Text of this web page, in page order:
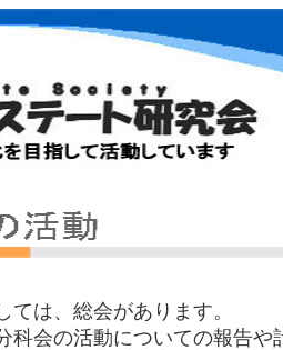
は、総会があります。
科会の活動についての報告や